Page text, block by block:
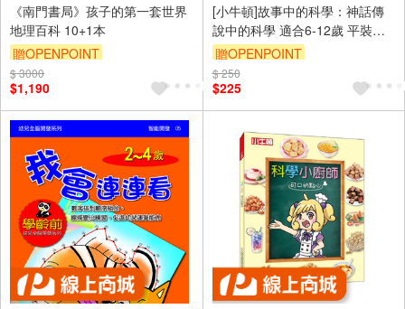
《南門書局》孩子的第一套世界
地理百科 10+1本
贈OPENPOINT
$ 3000
$1,190
[小牛頓]故事中的科學：神話傳
說中的科學 適合6-12歲 平裝全
彩 搭科學影片隨掃隨看
贈OPENPOINT
$ 250
$225